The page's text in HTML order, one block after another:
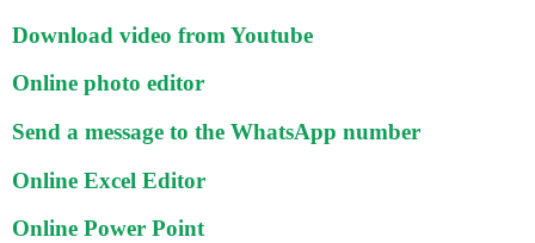
Download video from Youtube
Online photo editor
Send a message to the WhatsApp number
Online Excel Editor
Online Power Point